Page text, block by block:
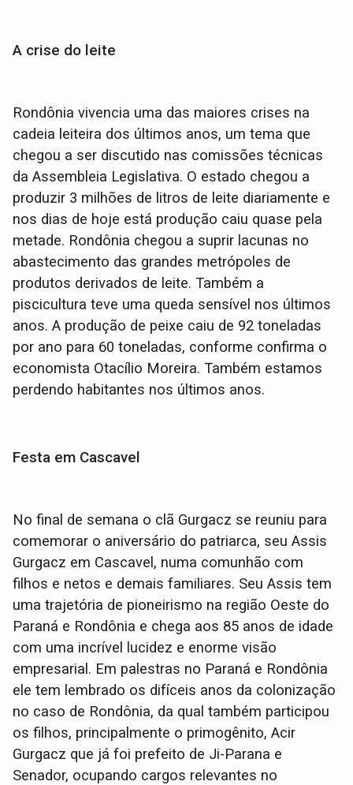
A crise do leite
Rondônia vivencia uma das maiores crises na
cadeia leiteira dos últimos anos, um tema que
chegou a ser discutido nas comissões técnicas
da Assembleia Legislativa. O estado chegou a
produzir 3 milhões de litros de leite diariamente e
nos dias de hoje está produção caiu quase pela
metade. Rondônia chegou a suprir lacunas no
abastecimento das grandes metrópoles de
produtos derivados de leite. Também a
piscicultura teve uma queda sensível nos últimos
anos. A produção de peixe caiu de 92 toneladas
por ano para 60 toneladas, conforme confirma o
economista Otacílio Moreira. Também estamos
perdendo habitantes nos últimos anos.
Festa em Cascavel
No final de semana o clã Gurgacz se reuniu para
comemorar o aniversário do patriarca, seu Assis
Gurgacz em Cascavel, numa comunhão com
filhos e netos e demais familiares. Seu Assis tem
uma trajetória de pioneirismo na região Oeste do
Paraná e Rondônia e chega aos 85 anos de idade
com uma incrível lucidez e enorme visão
empresarial. Em palestras no Paraná e Rondônia
ele tem lembrado os difíceis anos da colonização
no caso de Rondônia, da qual também participou
os filhos, principalmente o primogênito, Acir
Gurgacz que já foi prefeito de Ji-Parana e
Senador, ocupando cargos relevantes no